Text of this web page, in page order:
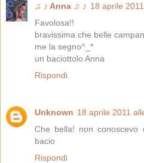
♫ ♪ Anna ♫ ♪ 18 aprile
Favolosa!!
bravissima che belle
me la segno^_*
un baciottolo Anna
Rispondi
Unknown 18 aprile 2011
Che bella! non conoscevo
bacio
Rispondi